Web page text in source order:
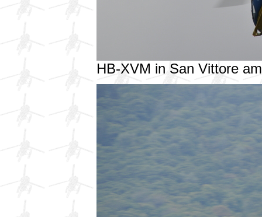
HB-XVM in San Vittore